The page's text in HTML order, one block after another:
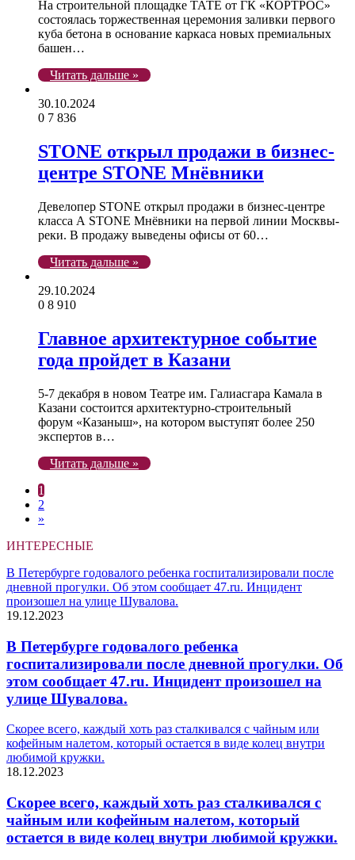
На строительной площадке ТАТЕ от ГК «КОРТРОС»
состоялась торжественная церемония заливки первого
куба бетона в основание каркаса новых премиальных
башен…
Читать дальше »
30.10.2024
0 7 836
STONE открыл продажи в бизнес-
центре STONE Мнёвники
Девелопер STONE открыл продажи в бизнес-центре
класса А STONE Мнёвники на первой линии Москвы-
реки. В продажу выведены офисы от 60…
Читать дальше »
29.10.2024
0 8 910
Главное архитектурное событие
года пройдет в Казани
5-7 декабря в новом Театре им. Галиасгара Камала в
Казани состоится архитектурно-строительный
форум «Казаныш», на котором выступят более 250
экспертов в…
Читать дальше »
1
2
»
ИНТЕРЕСНЫЕ
В Петербурге годовалого ребенка госпитализировали после
дневной прогулки. Об этом сообщает 47.ru. Инцидент
произошел на улице Шувалова.
19.12.2023
В Петербурге годовалого ребенка
госпитализировали после дневной прогулки. Об
этом сообщает 47.ru. Инцидент произошел на
улице Шувалова.
Скорее всего, каждый хоть раз сталкивался с чайным или
кофейным налетом, который остается в виде колец внутри
любимой кружки.
18.12.2023
Скорее всего, каждый хоть раз сталкивался с
чайным или кофейным налетом, который
остается в виде колец внутри любимой кружки.